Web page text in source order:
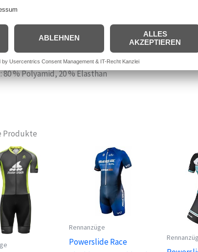
in blau-weiß für die schnellsten Skater.
80 % Polyamid, 20 % Elasthan
Produkte
Rennanzüge
Powerslide Race